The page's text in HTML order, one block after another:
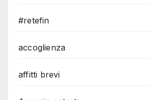
#retefin
accoglienza
affitti brevi